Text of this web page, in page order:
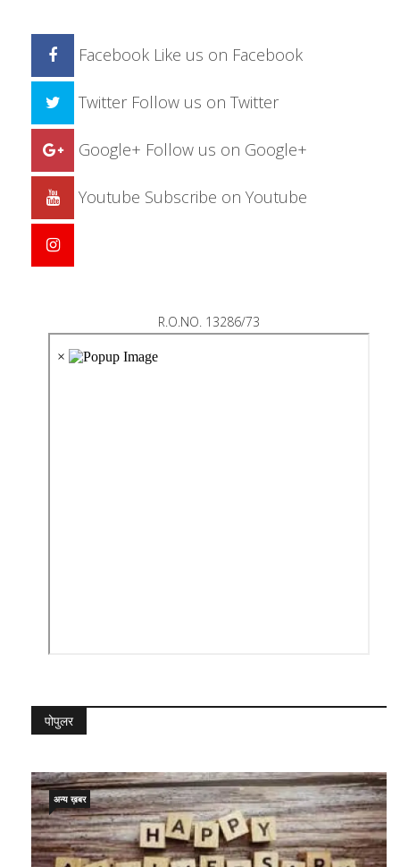
Facebook Like us on Facebook
Twitter Follow us on Twitter
Google+ Follow us on Google+
Youtube Subscribe on Youtube
R.O.NO. 13286/73
पोपुलर
अन्य ख़बर